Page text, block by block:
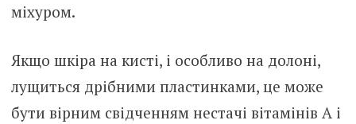
міхуром.
Якщо шкіра на кисті, і особливо на долоні,
лущиться дрібними пластинками, це може
бути вірним свідченням нестачі вітамінів А і